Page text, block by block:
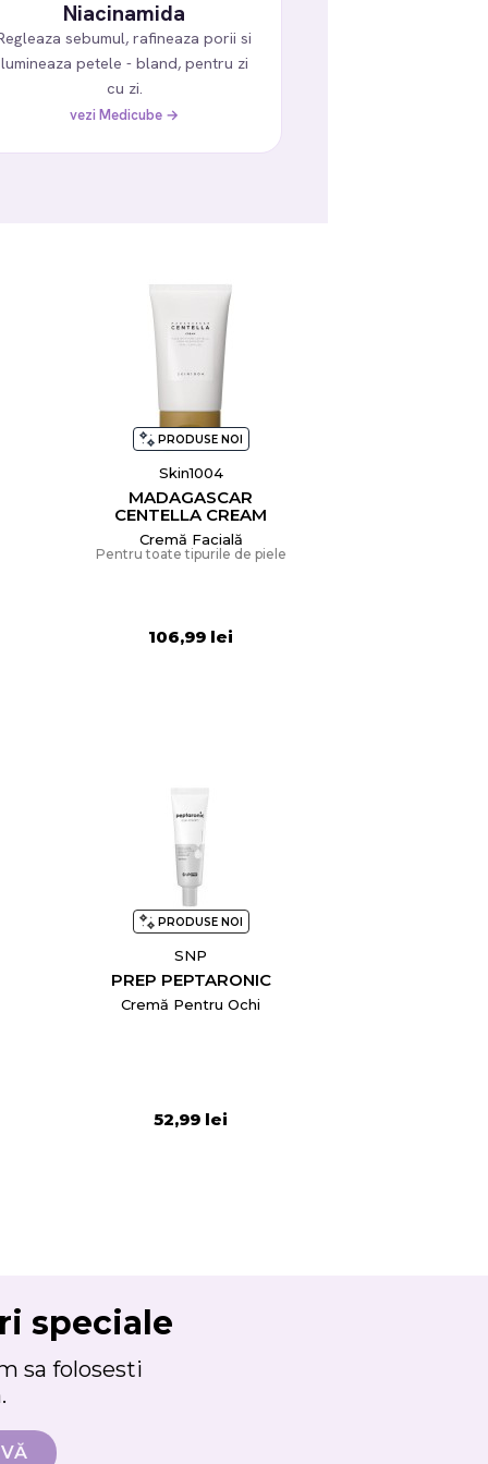
Niacinamida
sebumul, rafineaza porii si
lumineaza petele - bland, pentru zi
cu zi.
vezi Medicube →
PRODUSE NOI
Skin1004
MADAGASCAR
CENTELLA CREAM
Cremă Facială
Pentru toate tipurile de piele
106,99 lei
PRODUSE NOI
SNP
PREP PEPTARONIC
Cremă Pentru Ochi
52,99 lei
speciale
sa folosesti